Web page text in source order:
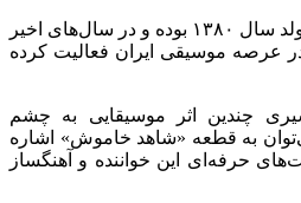
گفتنی است یونس بشیری متولد سال ۱۳۸۰ بوده و در سال‌های اخیر
عرصه موسیقی ایران فعالیت کرده
چندین اثر موسیقایی به چشم
به قطعه «شاهد خاموش» اشاره
حرفه‌ای این خواننده و آهنگساز